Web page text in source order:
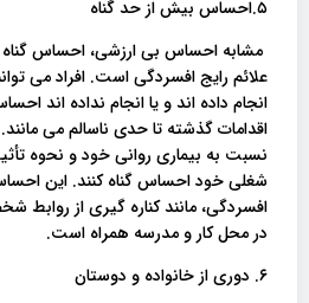
۵.احساس بیش از حد گناه
مشابه احساس بی ارزشی، احساس
علائم رایج افسردگی است. افراد می
انجام داده اند و یا انجام نداده اند
اقدامات گذشته تا حدی ناسالم می
نسبت به بیماری روانی خود و نحوه
شغلی خود احساس گناه کنند. این احساس
افسردگی، مانند کناره گیری از روابط
در محل کار و مدرسه همراه است.
۶. دوری از خانواده و دوستان